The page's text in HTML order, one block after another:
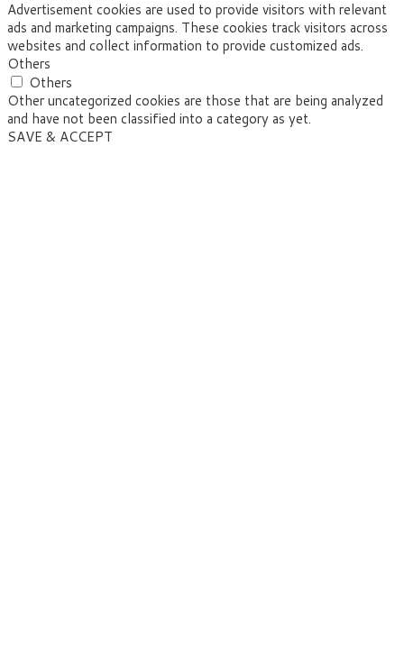
Advertisement cookies are used to provide visitors with relevant
ads and marketing campaigns. These cookies track visitors across
websites and collect information to provide customized ads.
Others
Others
Other uncategorized cookies are those that are being analyzed
and have not been classified into a category as yet.
SAVE & ACCEPT